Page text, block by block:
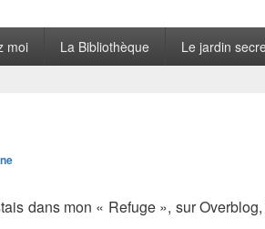
moi La Bibliothèque Le jardin
dans mon « Refuge », sur